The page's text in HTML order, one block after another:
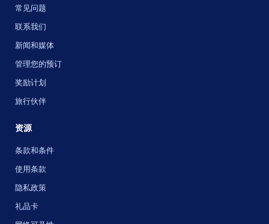
常见问题
联系我们
新闻和媒体
管理您的预订
奖励计划
旅行伙伴
资源
条款和条件
使用条款
隐私政策
礼品卡